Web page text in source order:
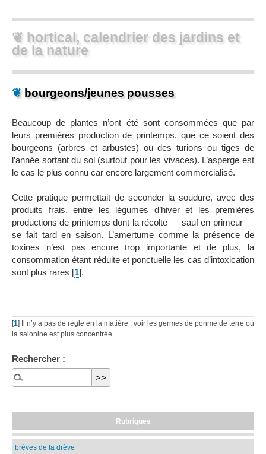
❦ hortical, calendrier des jardins et
de la nature
❦ bourgeons/jeunes pousses
Beaucoup de plantes n’ont été sont consommées que par
leurs premières production de printemps, que ce soient des
bourgeons (arbres et arbustes) ou des turions ou tiges de
l’année sortant du sol (surtout pour les vivaces). L’asperge est
le cas le plus connu car encore largement commercialisé.
Cette pratique permettait de seconder la soudure, avec des
produits frais, entre les légumes d’hiver et les premières
productions de printemps dont la récolte — sauf en primeur —
se fait tard en saison. L’amertume comme la présence de
toxines n’est pas encore trop importante et de plus, la
consommation étant réduite et ponctuelle les cas d’intoxication
sont plus rares [1].
[1] Il n’y a pas de règle en la matière : voir les germes de ponme de terre où
la salonine est plus concentrée.
Rechercher :
Rubriques
brèves de la drève